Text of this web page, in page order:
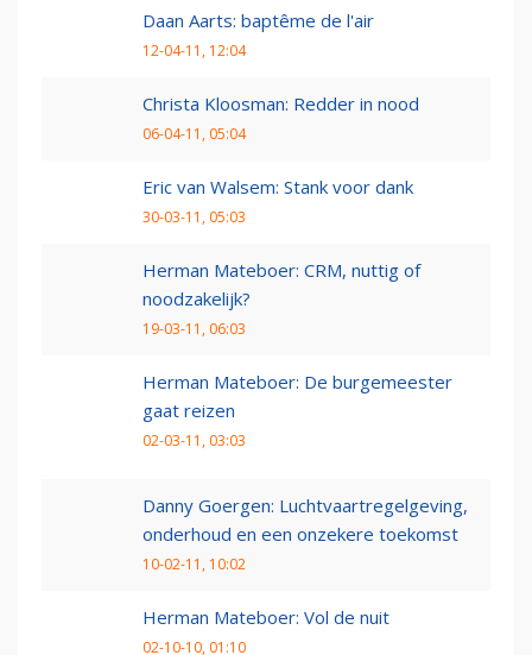
Daan Aarts: baptême de l'air
12-04-11, 12:04
Christa Kloosman: Redder in nood
06-04-11, 05:04
Eric van Walsem: Stank voor dank
30-03-11, 05:03
Herman Mateboer: CRM, nuttig of
noodzakelijk?
19-03-11, 06:03
Herman Mateboer: De burgemeester
gaat reizen
02-03-11, 03:03
Danny Goergen: Luchtvaartregelgeving,
onderhoud en een onzekere toekomst
10-02-11, 10:02
Herman Mateboer: Vol de nuit
02-10-10, 01:10